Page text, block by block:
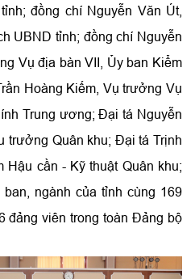
đồng chí Nguyễn Văn Út,
UBND tỉnh; đồng chí Nguyễn
Vụ địa bàn VII, Ủy ban Kiểm
Hoàng Kiếm, Vụ trưởng Vụ
Trung ương; Đại tá Nguyễn
trưởng Quân khu; Đại tá Trịnh
Hậu cần - Kỹ thuật Quân khu;
ngành của tỉnh cùng 169
đảng viên trong toàn Đảng bộ